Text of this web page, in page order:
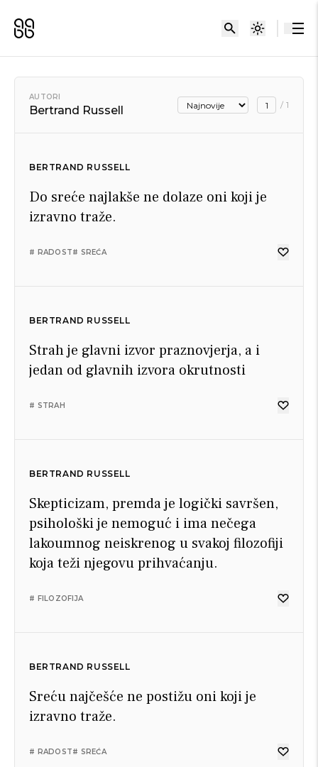
AUTORI
Bertrand Russell / 1
BERTRAND RUSSELL
Do sreće najlakše ne dolaze oni koji je
izravno traže.
# RADOST# SREĆA
BERTRAND RUSSELL
Strah je glavni izvor praznovjerja, a i
jedan od glavnih izvora okrutnosti
# STRAH
BERTRAND RUSSELL
Skepticizam, premda je logički savršen,
psihološki je nemoguć i ima nečega
lakoumnog neiskrenog u svakoj filozofiji
koja teži njegovu prihvaćanju.
# FILOZOFIJA
BERTRAND RUSSELL
Sreću najčešće ne postižu oni koji je
izravno traže.
# RADOST# SREĆA